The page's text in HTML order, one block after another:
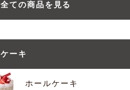
全ての商品を見る
ケーキ
ホールケーキ